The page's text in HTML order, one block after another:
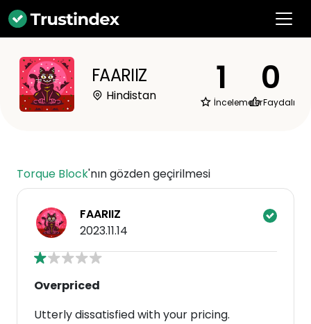
FAARIIZ
Hindistan 1
İncelemeler
0
Faydalı
Torque Block'nın gözden geçirilmesi
FAARIIZ
2023.11.14
Overpriced
Utterly dissatisfied with your pricing.